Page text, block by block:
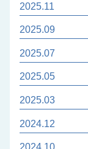
2025.11
2025.09
2025.07
2025.05
2025.03
2024.12